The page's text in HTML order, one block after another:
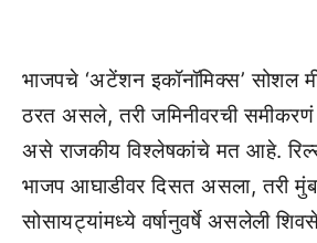
भाजपचे ‘अटेंशन इकॉनॉमिक्स’ सोशल
ठरत असले, तरी जमिनीवरची
असे राजकीय विश्लेषकांचे मत आहे.
भाजप आघाडीवर दिसत असला, तरी
सोसायट्यांमध्ये वर्षानुवर्षे असलेली